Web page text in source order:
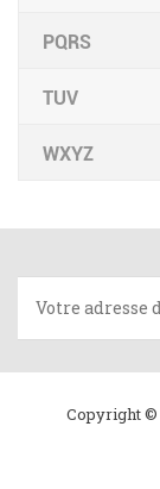
PQRS
TUV
WXYZ
Copyright ©